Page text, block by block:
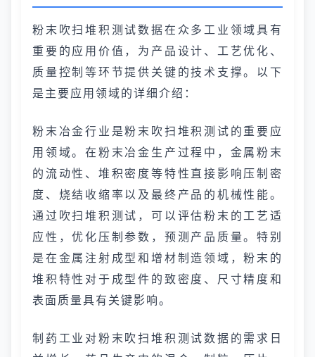
粉末吹扫堆积测试数据在众多工业领域具有
重要的应用价值，为产品设计、工艺优化、
质量控制等环节提供关键的技术支撑。以下
是主要应用领域的详细介绍：
粉末冶金行业是粉末吹扫堆积测试的重要应
用领域。在粉末冶金生产过程中，金属粉末
的流动性、堆积密度等特性直接影响压制密
度、烧结收缩率以及最终产品的机械性能。
通过吹扫堆积测试，可以评估粉末的工艺适
应性，优化压制参数，预测产品质量。特别
是在金属注射成型和增材制造领域，粉末的
堆积特性对于成型件的致密度、尺寸精度和
表面质量具有关键影响。
制药工业对粉末吹扫堆积测试数据的需求日